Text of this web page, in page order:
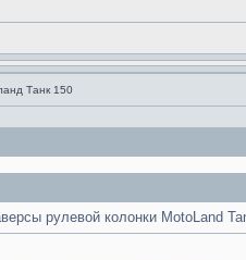
Танк 150
рулевой колонки MotoLand